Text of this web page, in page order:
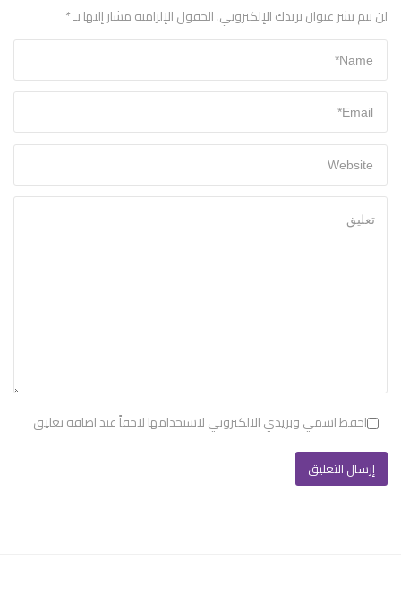
لن يتم نشر عنوان بريدك الإلكتروني.الحقول الإلزامية مشار إليها بـ*
احفظ اسمي وبريدي الالكتروني لاستخدامها لاحقاً عند اضافة تعليق